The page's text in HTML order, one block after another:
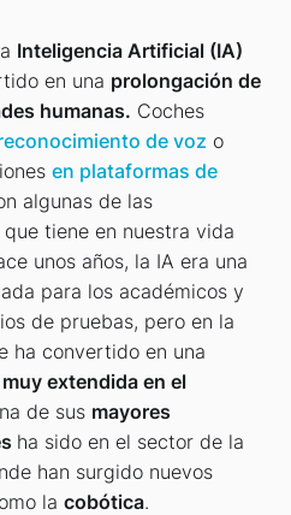
Inteligencia Artificial (IA)
en una prolongación de
humanas. Coches
de voz o
en plataformas de
algunas de las
tiene en nuestra vida
unos años, la IA era una
para los académicos y
de pruebas, pero en la
ha convertido en una
extendida en el
de sus mayores
ha sido en el sector de la
han surgido nuevos
la cobótica.